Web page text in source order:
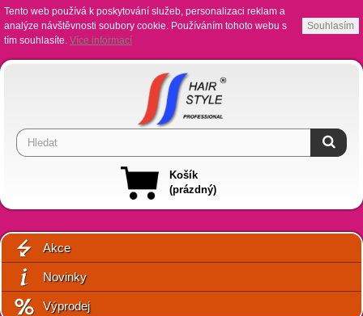
Tento web používá k poskytování služeb, personalizaci reklam a
analýze návštěvnosti soubory cookie. Používáním tohoto webu s
tím souhlasíte. Více informací
Souhlasím
Košík
(prázdný)
Akce
Novinky
Výprodej